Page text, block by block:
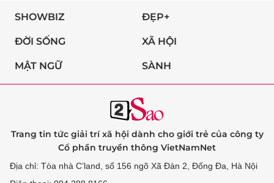
SHOWBIZ ĐẸP+
ĐỜI SỐNG XÃ HỘI
MẬT NGỮ SÀNH
Trang tin tức giải trí xã hội dành cho giới trẻ của công ty
Cổ phần truyền thông VietNamNet
Địa chỉ: Tòa nhà C’land, số 156 ngõ Xã Đàn 2, Đống Đa, Hà Nội